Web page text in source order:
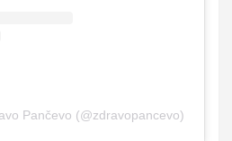
Pančevo (@zdravopancevo)